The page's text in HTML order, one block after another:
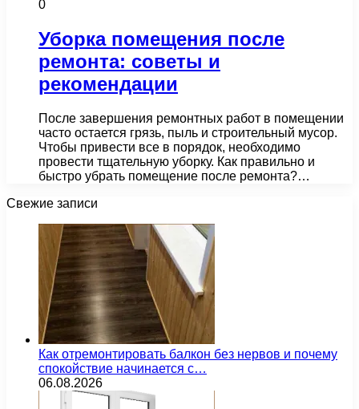
0
Уборка помещения после
ремонта: советы и
рекомендации
После завершения ремонтных работ в помещении
часто остается грязь, пыль и строительный мусор.
Чтобы привести все в порядок, необходимо
провести тщательную уборку. Как правильно и
быстро убрать помещение после ремонта?…
Свежие записи
Как отремонтировать балкон без нервов и почему
спокойствие начинается с…
06.08.2026